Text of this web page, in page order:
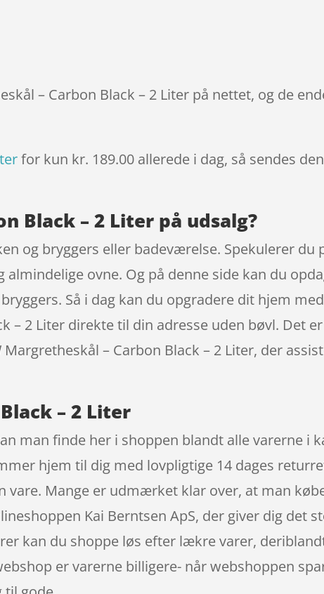
– Carbon Black – 2 Liter på nettet, og de
for kun kr. 189.00 allerede i dag, så sendes
Black – 2 Liter på udsalg?
og bryggers eller badeværelse. Spekulerer du
ovne. Og på denne side kan du
Så i dag kan du opgradere dit hjem
– 2 Liter direkte til din adresse uden bøvl. Det
– Carbon Black – 2 Liter, der
– 2 Liter
man finde her i shoppen blandt alle varerne i
hjem til dig med lovpligtige 14 dages
Mange er udmærket klar over, at man
Kai Berntsen ApS, der giver dig det
kan du shoppe løs efter lækre varer,
er varerne billigere- når webshoppen